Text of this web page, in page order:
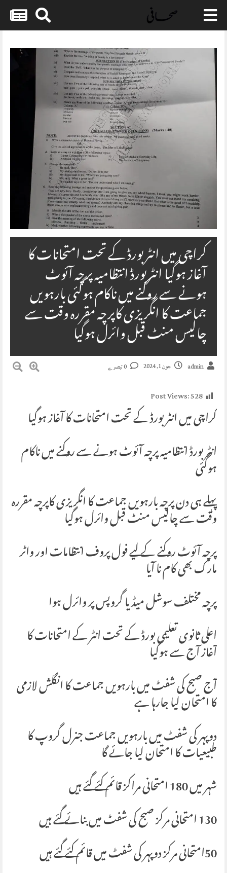
Skip
content
کراچی میں انٹر بورڈ کے تحت امتحانات کا
آغاز ہوگیا انٹر بورڈ انتظامیہ پرچہ آئوٹ
ہونے سے روکنے میں ناکام ہوگئی بارہویں
جماعت کا انگریزی کاپرچہ مقررہ وقت سے
چالیس منٹ قبل وائرل ہوگیا
admin جون 1, 2024
Post Views:528
کراچی میں انٹر بورڈ کے تحت امتحانات کا آغاز ہوگیا
انٹر بورڈ انتظامیہ پرچہ آئوٹ ہونے سے روکنے میں ناکام
ہوگئی
پہلے ہی دن پرچہ بارہویں جماعت کا انگریزی کاپرچہ مقررہ
وقت سے چالیس منٹ قبل وائرل ہوگیا
پرچہ آئوٹ روکنے کے لیے فول پروف انتظامات اور واٹر
مارک بھی کام نا آیا
پرچہ مختلف سوشل میڈیا گروپس پر وائرل ہوا
اعلی ثانوی تعلیمی بورڈ کے تحت انٹر کے امتحانات کا
آغاز آج سے ہوگیا
آج صبح کی شفٹ میں بارہویں جماعت کا انگلش لازمی
کا امتحان لیا جارہا ہے
دوپہر کی شفٹ میں بارہویں جماعت جنرل گروپ کا
طبیعیات کا امتحان لیا جائے گا
شہر میں 180 امتحانی مراکز قائم کئے گئے ہیں
130 امتحانی مرکز صبح کی شفٹ میں بنائے گئے ہیں
50امتحانی مرکز دوپہر کی شفٹ میں قائم کئے گئے ہیں